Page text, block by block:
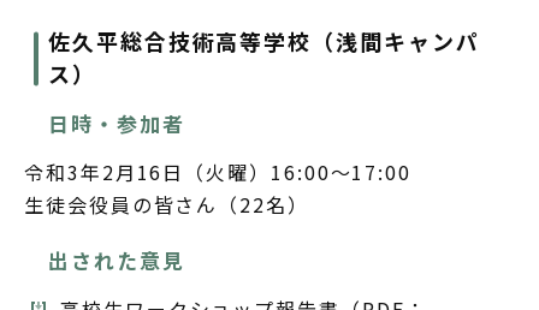
佐久平総合技術高等学校（浅間キャンパ
ス）
日時・参加者
令和3年2月16日（火曜）16:00～17:00
生徒会役員の皆さん（22名）
出された意見